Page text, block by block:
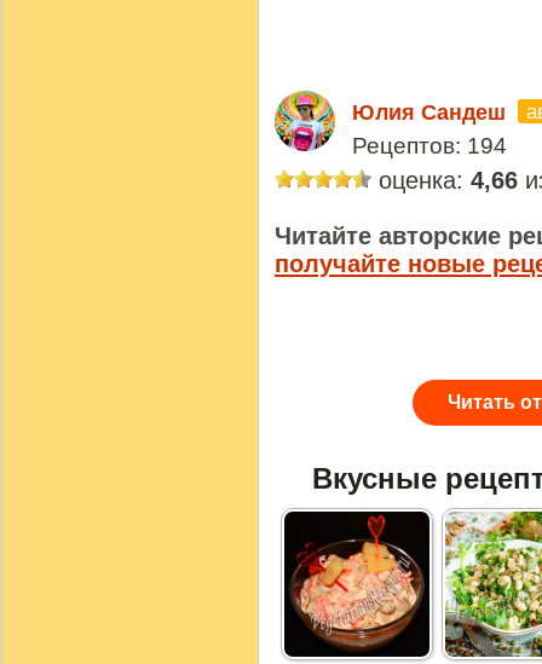
Юлия Сандеш
Рецептов: 194
оценка: 4,66
Читайте авторские
получайте новые
Читать
Вкусные